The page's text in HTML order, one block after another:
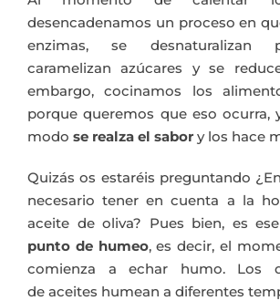
desencadenamos un proceso en
enzimas, se desnaturalizan
caramelizan azúcares y se
embargo, cocinamos los
porque queremos que eso ocurra,
modo se realza el sabor y los hace
Quizás os estaréis preguntando
necesario tener en cuenta a la
aceite de oliva? Pues bien, es
punto de humeo, es decir, el
comienza a echar humo. Los
de aceites humean a diferentes